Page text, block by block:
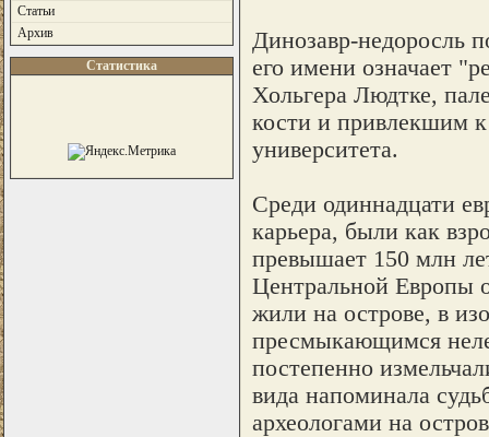
Статьи
Архив
Статистика
Динозавр-недоросль
его имени означает
Хольгера Людтке,
кости и привлекшим к
университета.
Среди одиннадцати
карьера, были как
превышает 150 млн
Центральной Европы
жили на острове, в
пресмыкающимся
постепенно
вида напоминала
археологами на